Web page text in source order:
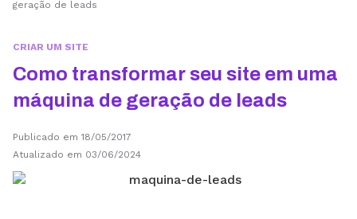
geração de leads
CRIAR UM SITE
Como transformar seu site em uma
máquina de geração de leads
Publicado em 18/05/2017
Atualizado em 03/06/2024